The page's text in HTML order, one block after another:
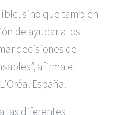
sino que también
de ayudar a los
decisiones de
afirma el
España.
las diferentes